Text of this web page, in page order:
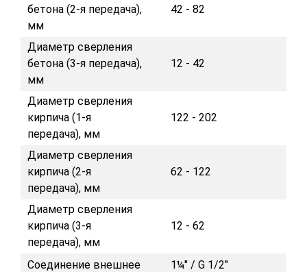
бетона (2-я передача),
мм
42 - 82
Диаметр сверления
бетона (3-я передача),
мм
12 - 42
Диаметр сверления
кирпича (1-я
передача), мм
122 - 202
Диаметр сверления
кирпича (2-я
передача), мм
62 - 122
Диаметр сверления
кирпича (3-я
передача), мм
12 - 62
Соединение внешнее
1¼" / G 1/2"